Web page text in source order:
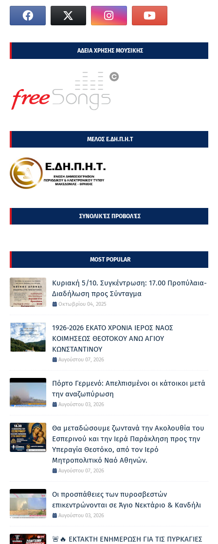
ΑΔΕΙΑ ΧΡΗΣΗΣ ΜΟΥΣΙΚΗΣ
ΜΕΛΟΣ Ε.ΔΗ.Π.Η.Τ
ΣΥΝΟΛΙΚΈΣ ΠΡΟΒΟΛΈΣ
MOST POPULAR
Κυριακή 5/10. Συγκέντρωση: 17.00 Προπύλαια-
Διαδήλωση προς Σύνταγμα
Οκτωβρίου 04, 2025
1926-2026 ΕΚΑΤΟ ΧΡΟΝΙΑ ΙΕΡΟΣ ΝΑΟΣ
ΚΟΙΜΗΣΕΩΣ ΘΕΟΤΟΚΟΥ ΑΝΩ ΑΓΙΟΥ
ΚΩΝΣΤΑΝΤΙΝΟΥ
Αυγούστου 07, 2026
Πόρτο Γερμενό: Απελπισμένοι οι κάτοικοι μετά
την αναζωπύρωση
Αυγούστου 03, 2026
Θα μεταδώσουμε ζωντανά την Ακολουθία του
Εσπερινού και την Ιερά Παράκληση προς την
Υπεραγία Θεοτόκο, από τον Ιερό
Μητροπολιτικό Ναό Αθηνών.
Αυγούστου 07, 2026
Οι προσπάθειες των πυροσβεστών
επικεντρώνονται σε Άγιο Νεκτάριο & Κανδήλι
Αυγούστου 03, 2026
🚨🔥 ΕΚΤΑΚΤΗ ΕΝΗΜΕΡΩΣΗ ΓΙΑ ΤΙΣ ΠΥΡΚΑΓΙΕΣ